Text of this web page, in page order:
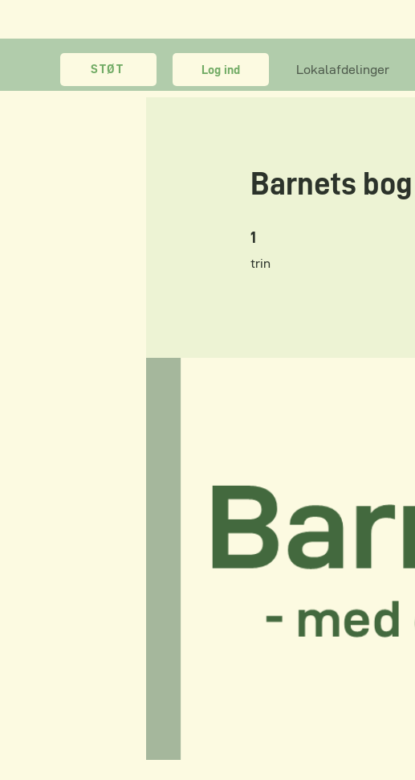
STØT Log ind Lokalafdelinger
Barnets
1
trin
1 trin